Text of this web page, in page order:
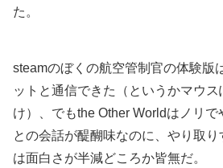
た。
steamのぼくの航空管制官の体験版
ットと通信できた（というかマウ
け）、でもthe Other Worldはノリ
との会話が醍醐味なのに、やり取
は面白さが半減どころか皆無だ。